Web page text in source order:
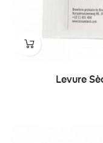
Levure